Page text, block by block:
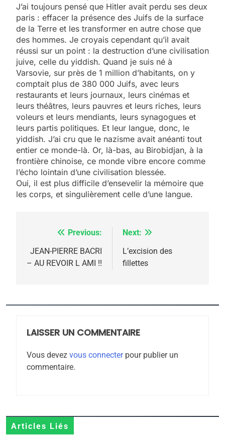
J’ai toujours pensé que Hitler avait perdu ses deux
paris : effacer la présence des Juifs de la surface
de la Terre et les transformer en autre chose que
des hommes. Je croyais ­cependant qu’il avait
réussi sur un point : la destruction d’une civilisation
juive, celle du yiddish. Quand je suis né à
Varsovie, sur près de 1 million d’habitants, on y
comptait plus de 380 000 Juifs, avec leurs
restaurants et leurs journaux, leurs cinémas et
leurs théâtres, leurs pauvres et leurs riches, leurs
voleurs et leurs mendiants, leurs synagogues et
leurs partis politiques. Et leur langue, donc, le
yiddish. J’ai cru que le ­nazisme avait anéanti tout
entier ce monde-là. Or, là-bas, au Birobidjan, à la
frontière chinoise, ce monde vibre encore comme
l’écho lointain d’une civilisation blessée.
Oui, il est plus difficile d’ensevelir la mémoire que
les corps, et singulièrement celle d’une langue.
Navigation
de
Previous:
JEAN-PIERRE BACRI
– AU REVOIR L AMI !!
Next:
L’excision des
fillettes
LAISSER UN COMMENTAIRE
Vous devez vous connecterpour publier un
commentaire.
Articles Liés
2025, l’année la plus
meurtrière selon le
rapport d’ADL contre
FRANCE ISRAÉL
FIÈRE, DIGNE ET RÉSILIENTE :
MA JUDAÏTE par Thérèse
ISRAÉL JUDAISME
7
8